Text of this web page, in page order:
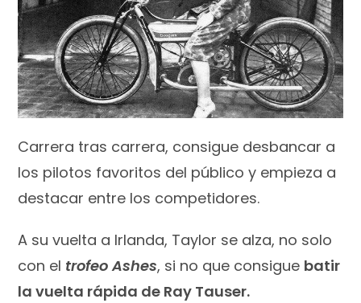
Carrera tras carrera, consigue desbancar a
los pilotos favoritos del público y empieza a
destacar entre los competidores.
A su vuelta a Irlanda, Taylor se alza, no solo
con el trofeo Ashes, si no que consigue batir
la vuelta rápida de Ray Tauser.